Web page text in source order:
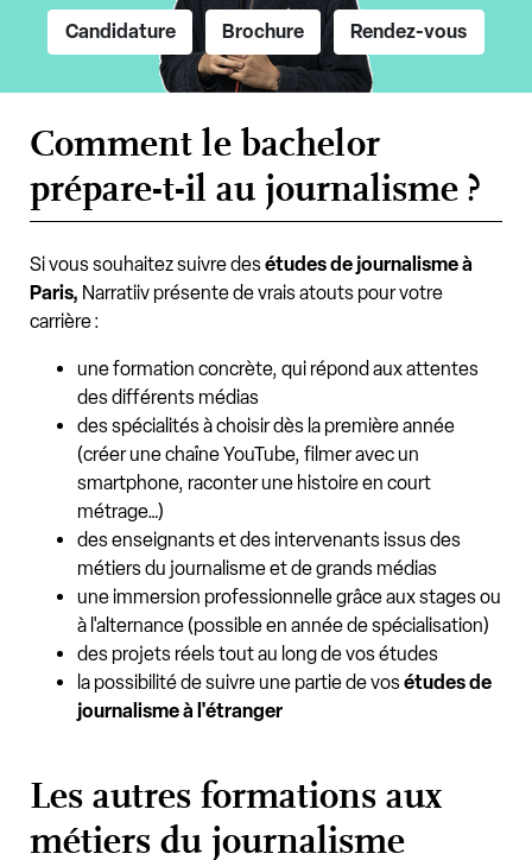
Candidature Brochure Rendez-vous
Comment le bachelor
prépare-t-il au journalisme ?
Si vous souhaitez suivre desétudes de journalisme à
Paris, Narratiiv présente de vrais atouts pour votre
carrière :
une formation concrète, qui répond aux attentes
des différents médias
des spécialités à choisir dès la première année
(créer une chaîne YouTube, filmer avec un
smartphone, raconter une histoire en court
métrage…)
des enseignants et des intervenants issus des
métiers du journalisme et de grands médias
une immersion professionnelle grâce aux stages ou
à l'alternance (possible en année de spécialisation)
des projets réels tout au long de vos études
la possibilité de suivre une partie de vosétudes de
journalisme à l'étranger
Les autres formations aux
métiers du journalisme